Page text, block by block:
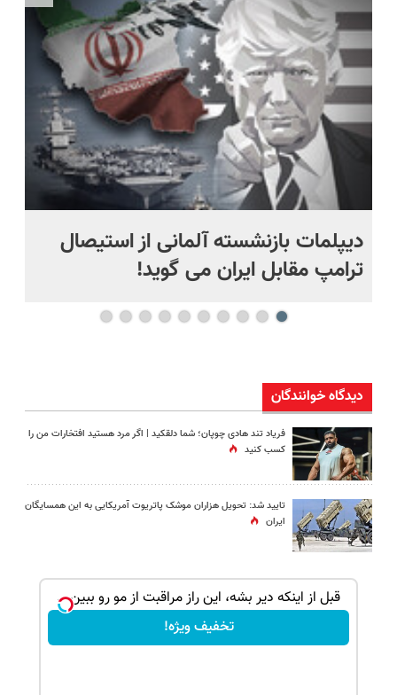
بوتاکس
کردی!
(تخفیف
ویژه)
کننده
خانگی
دیپلمات بازنشسته آلمانی از استیصال
ترامپ مقابل ایران می گوید!
دیدگاه خوانندگان
فریاد تند هادی چوپان؛‌ شما دلقکید | اگر مرد هستید افتخارات من را
کسب کنید
تایید شد: تحویل هزاران موشک پاتریوت آمریکایی به این همسایگان
ایران
قبل از اینکه دیر بشه، این راز مراقبت از مو رو ببین...
تخفیف ویژه!